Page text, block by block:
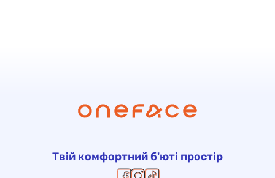
Твій комфортний б'юті простір